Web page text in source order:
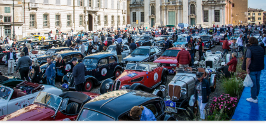
1954-2025
GRANDI EVENTI 2026
ORGANIZZAZIONE
CONTATTI
PRESS
NEWS